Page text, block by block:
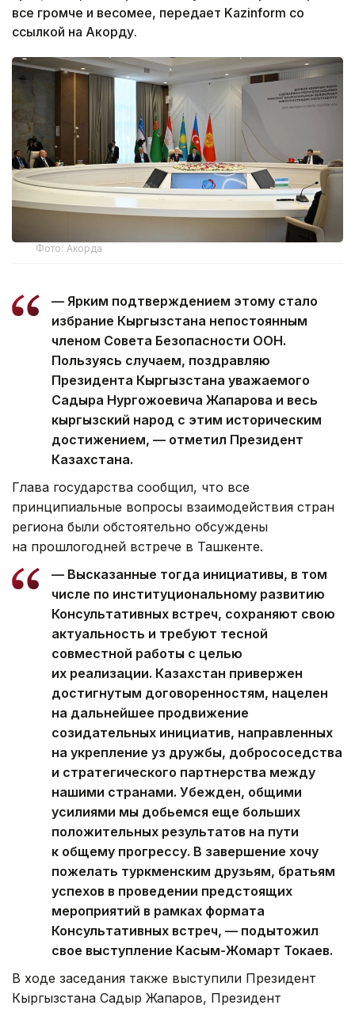
все громче и весомее, передает Kazinform со
ссылкой на Акорду.
Фото: Акорда
— Ярким подтверждением этому стало
избрание Кыргызстана непостоянным
членом Совета Безопасности ООН.
Пользуясь случаем, поздравляю
Президента Кыргызстана уважаемого
Садыра Нургожоевича Жапарова и весь
кыргызский народ с этим историческим
достижением, — отметил Президент
Казахстана.
Глава государства сообщил, что все
принципиальные вопросы взаимодействия стран
региона были обстоятельно обсуждены
на прошлогодней встрече в Ташкенте.
— Высказанные тогда инициативы, в том
числе по институциональному развитию
Консультативных встреч, сохраняют свою
актуальность и требуют тесной
совместной работы с целью
их реализации. Казахстан привержен
достигнутым договоренностям, нацелен
на дальнейшее продвижение
созидательных инициатив, направленных
на укрепление уз дружбы, добрососедства
и стратегического партнерства между
нашими странами. Убежден, общими
усилиями мы добьемся еще больших
положительных результатов на пути
к общему прогрессу. В завершение хочу
пожелать туркменским друзьям, братьям
успехов в проведении предстоящих
мероприятий в рамках формата
Консультативных встреч, — подытожил
свое выступление Касым-Жомарт Токаев.
В ходе заседания также выступили Президент
Кыргызстана Садыр Жапаров, Президент